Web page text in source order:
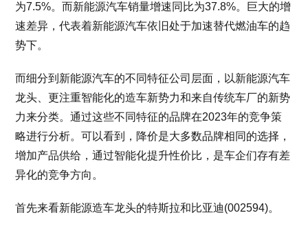
为7.5%。而新能源汽车销量增速同比为37.8%。巨大的增
速差异，代表着新能源汽车依旧处于加速替代燃油车的趋
势下。
而细分到新能源汽车的不同特征公司层面，以新能源汽车
龙头、更注重智能化的造车新势力和来自传统车厂的新势
力来分类。通过这些不同特征的品牌在2023年的竞争策
略进行分析。可以看到，降价是大多数品牌相同的选择，
增加产品供给，通过智能化提升性价比，是车企们存有差
异化的竞争方向。
首先来看新能源造车龙头的特斯拉和比亚迪(002594)。